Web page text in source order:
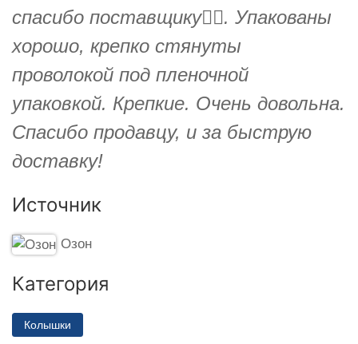
спасибо поставщику👍🏻. Упакованы
хорошо, крепко стянуты
проволокой под пленочной
упаковкой. Крепкие. Очень довольна.
Спасибо продавцу, и за быструю
доставку!
Источник
Озон
Категория
Колышки